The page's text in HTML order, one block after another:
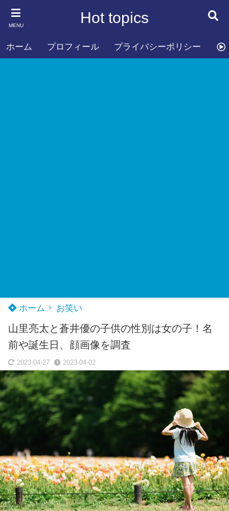
MENU Hot topics
ホーム プロフィール プライバシーポリシー お
ホーム お笑い
山里亮太と蒼井優の子供の性別は女の子！名
前や誕生日、顔画像を調査
2023-04-27 2023-04-02